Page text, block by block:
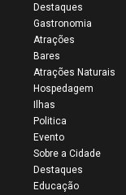
Destaques
Gastronomia
Atrações
Bares
Atrações Naturais
Hospedagem
Ilhas
Politica
Evento
Sobre a Cidade
Destaques
Educação